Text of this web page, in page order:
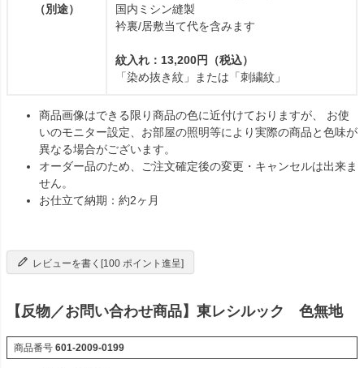
（別途）
国内ミシン縫製
衿裏/居敷当て代を含みます
紋入れ：13,200円（税込）
「染め抜き紋」または「刺繍紋」
商品画像はできる限り商品の色に近付けておりますが、 お使
いのモニター設定、お部屋の照明等により実際の商品と色味が
異なる場合がございます。
オーダー品のため、ご注文確定後の変更・キャンセルは出来ま
せん。
お仕立て納期：約2ヶ月
レビューを書く[100 ポイント進呈]
【反物／お問い合わせ商品】東レシルック 色無地
商品番号 601-2009-0199